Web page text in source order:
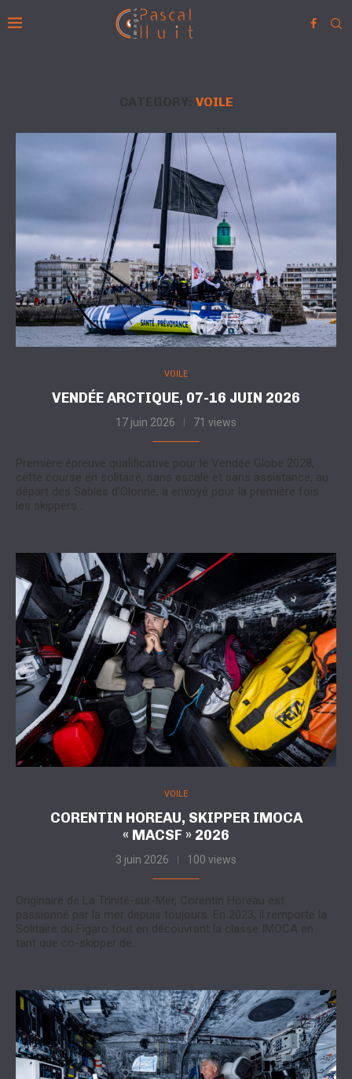
CATEGORY: VOILE
VOILE
VENDÉE ARCTIQUE, 07-16 JUIN 2026
17 juin 2026 71 views
Première épreuve qualificative pour le Vendée Globe 2028,
cette course en solitaire, sans escale et sans assistance, au
départ des Sables d’Olonne, a envoyé pour la première fois
les skippers…
VOILE
CORENTIN HOREAU, SKIPPER IMOCA
« MACSF » 2026
3 juin 2026 100 views
Originaire de La Trinité-sur-Mer, Corentin Horeau est
passionné par la mer depuis toujours. En 2023, il remporte la
Solitaire du Figaro tout en découvrant la classe IMOCA en
tant que co-skipper de…